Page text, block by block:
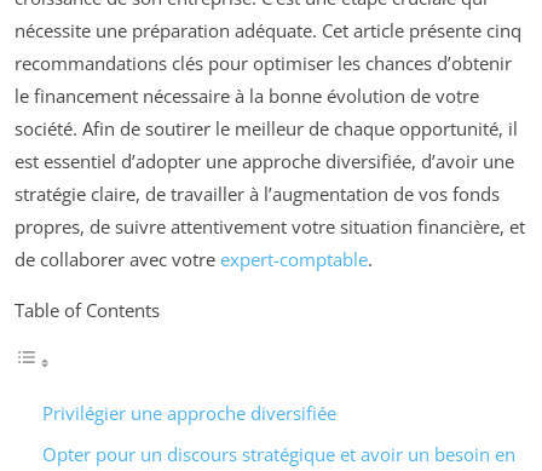
nécessite une préparation adéquate. Cet article présente cinq
recommandations clés pour optimiser les chances d’obtenir
le financement nécessaire à la bonne évolution de votre
société. Afin de soutirer le meilleur de chaque opportunité, il
est essentiel d’adopter une approche diversifiée, d’avoir une
stratégie claire, de travailler à l’augmentation de vos fonds
propres, de suivre attentivement votre situation financière, et
de collaborer avec votre expert-comptable.
Table of Contents
Privilégier une approche diversifiée
Opter pour un discours stratégique et avoir un besoin en